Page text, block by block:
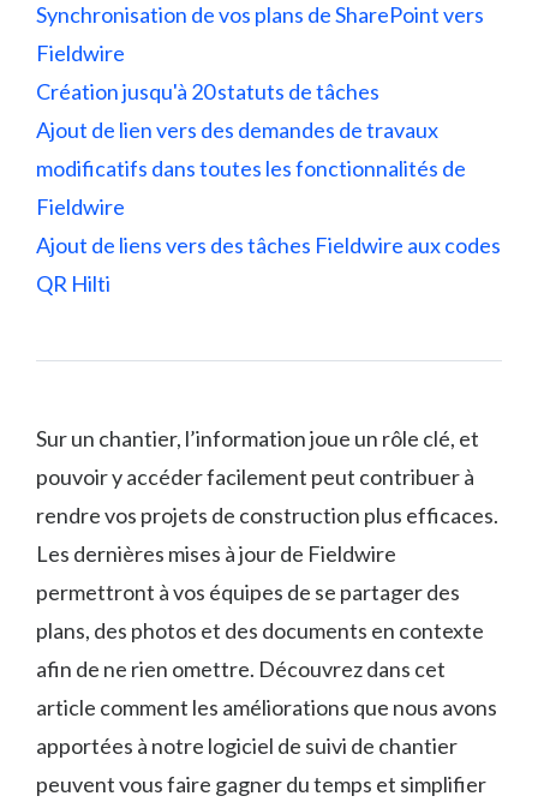
Synchronisation de vos plans de SharePoint vers
Fieldwire
Création jusqu'à 20 statuts de tâches
Ajout de lien vers des demandes de travaux
modificatifs dans toutes les fonctionnalités de
Fieldwire
Ajout de liens vers des tâches Fieldwire aux codes
QR Hilti
Sur un chantier, l’information joue un rôle clé, et
pouvoir y accéder facilement peut contribuer à
rendre vos projets de construction plus efficaces.
Les dernières mises à jour de Fieldwire
permettront à vos équipes de se partager des
plans, des photos et des documents en contexte
afin de ne rien omettre. Découvrez dans cet
article comment les améliorations que nous avons
apportées à notre logiciel de suivi de chantier
peuvent vous faire gagner du temps et simplifier